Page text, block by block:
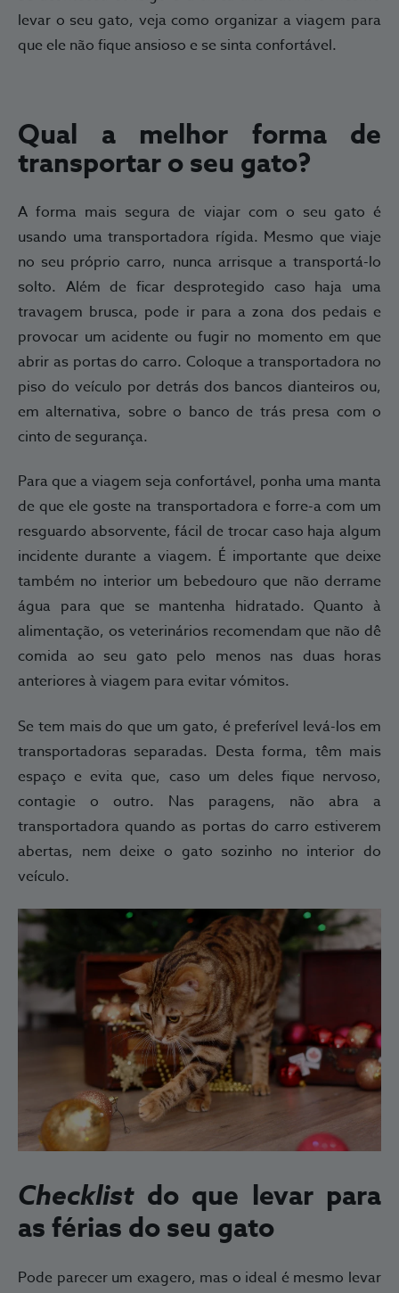
levar o seu gato, veja como organizar a viagem para
que ele não fique ansioso e se sinta confortável.
Qual a melhor forma de
transportar o seu gato?
A forma mais segura de viajar com o seu gato é
usando uma transportadora rígida. Mesmo que viaje
no seu próprio carro, nunca arrisque a transportá-lo
solto. Além de ficar desprotegido caso haja uma
travagem brusca, pode ir para a zona dos pedais e
provocar um acidente ou fugir no momento em que
abrir as portas do carro. Coloque a transportadora no
piso do veículo por detrás dos bancos dianteiros ou,
em alternativa, sobre o banco de trás presa com o
cinto de segurança.
Para que a viagem seja confortável, ponha uma manta
de que ele goste na transportadora e forre-a com um
resguardo absorvente, fácil de trocar caso haja algum
incidente durante a viagem. É importante que deixe
também no interior um bebedouro que não derrame
água para que se mantenha hidratado. Quanto à
alimentação, os veterinários recomendam que não dê
comida ao seu gato pelo menos nas duas horas
anteriores à viagem para evitar vómitos.
Se tem mais do que um gato, é preferível levá-los em
transportadoras separadas. Desta forma, têm mais
espaço e evita que, caso um deles fique nervoso,
contagie o outro. Nas paragens, não abra a
transportadora quando as portas do carro estiverem
abertas, nem deixe o gato sozinho no interior do
veículo.
Checklist do que levar para
as férias do seu gato
Pode parecer um exagero, mas o ideal é mesmo levar